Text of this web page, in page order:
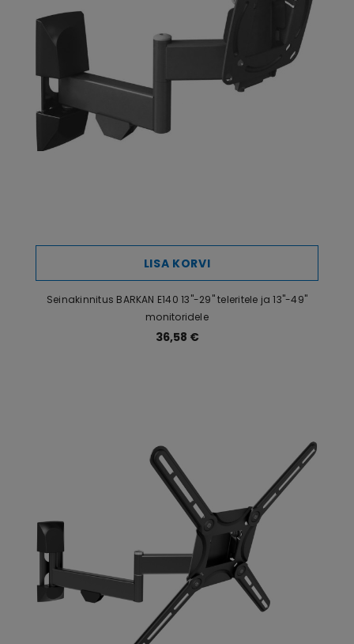
LISA KORVI
Seinakinnitus BARKAN E140 13"-29" teleritele ja 13"-49"
monitoridele
36,58 €